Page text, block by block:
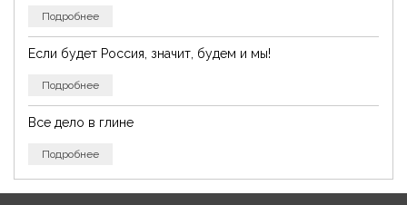
Подробнее
Если будет Россия, значит, будем и мы!
Подробнее
Все дело в глине
Подробнее